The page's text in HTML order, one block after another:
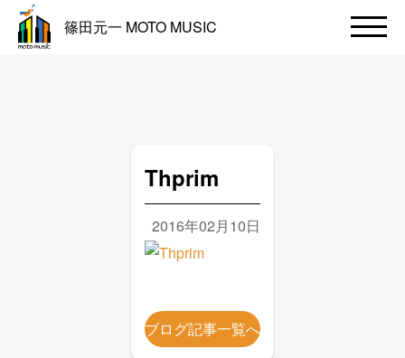
篠田元一 MOTO MUSIC
Thprim
2016年02月10日
ブログ記事一覧へ